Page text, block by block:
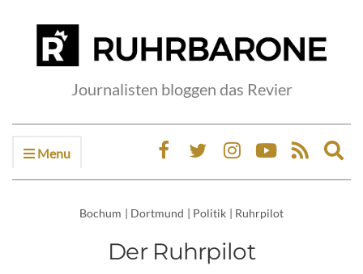
Journalisten bloggen das Revier
Menu
Bochum | Dortmund | Politik | Ruhrpilot
Der Ruhrpilot